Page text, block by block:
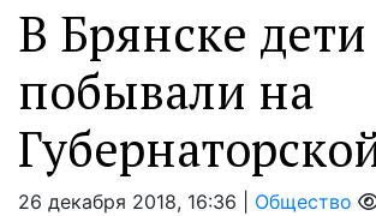
В Брянске дети
побывали на
26 декабря 2018, 16:36 | Общество